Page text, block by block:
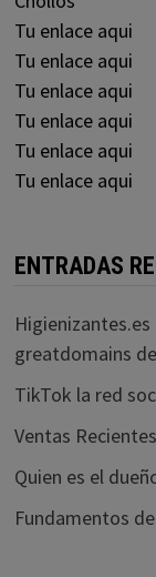
Tu enlace aqui
Tu enlace aqui
Tu enlace aqui
Tu enlace aqui
Tu enlace aqui
Tu enlace aqui
ENTRADAS
greatdomains
TikTok la red
Ventas
Quien es el
Fundamentos